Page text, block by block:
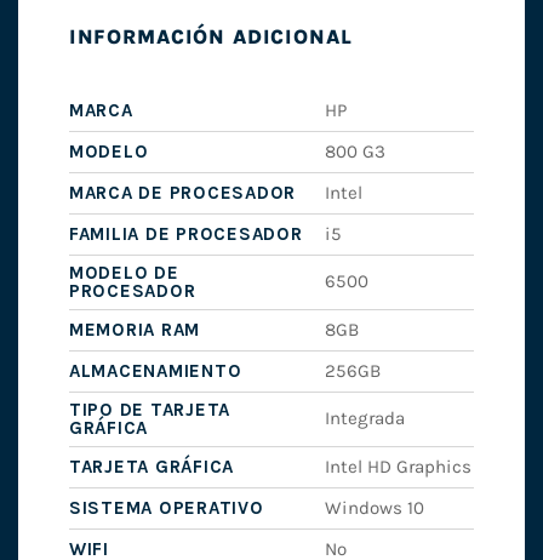
INFORMACIÓN ADICIONAL
MARCA
HP
MODELO
800 G3
MARCA DE PROCESADOR
Intel
FAMILIA DE PROCESADOR
i5
MODELO DE
PROCESADOR
6500
MEMORIA RAM
8GB
ALMACENAMIENTO
256GB
TIPO DE TARJETA
GRÁFICA
Integrada
TARJETA GRÁFICA
Intel HD Graphics
SISTEMA OPERATIVO
Windows 10
WIFI
No